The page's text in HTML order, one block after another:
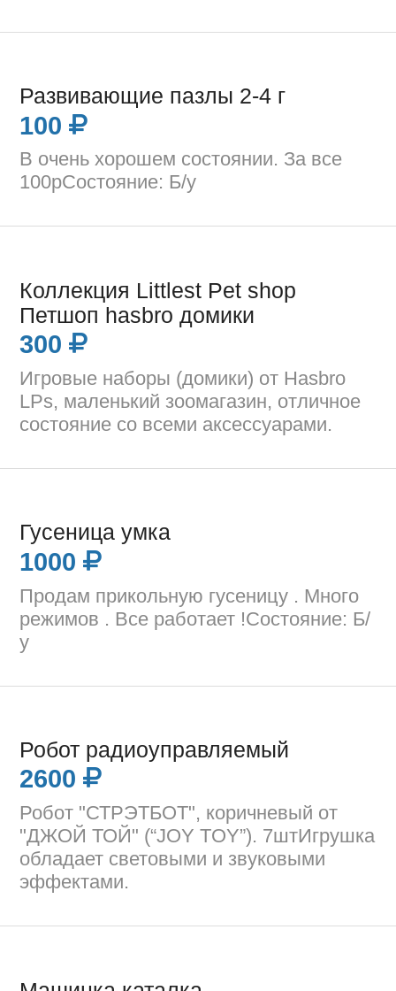
Развивающие пазлы 2-4 г
100
В очень хорошем состоянии. За все
100рСостояние: Б/у
Коллекция Littlest Pet shop
Петшоп hasbro домики
300
Игровые наборы (домики) от Hasbro
LPs, маленький зоомагазин, отличное
состояние со всеми аксессуарами.
Гусеница умка
1000
Продам прикольную гусеницу . Много
режимов . Все работает !Состояние: Б/
у
Робот радиоуправляемый
2600
Робот "СТРЭТБОТ", коричневый от
"ДЖОЙ ТОЙ" (“JOY TOY”). 7штИгрушка
обладает световыми и звуковыми
эффектами.